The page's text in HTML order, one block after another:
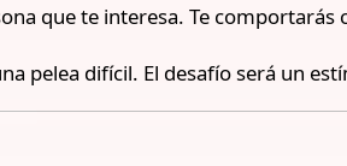
que te interesa. Te
pelea difícil. El desafío será un